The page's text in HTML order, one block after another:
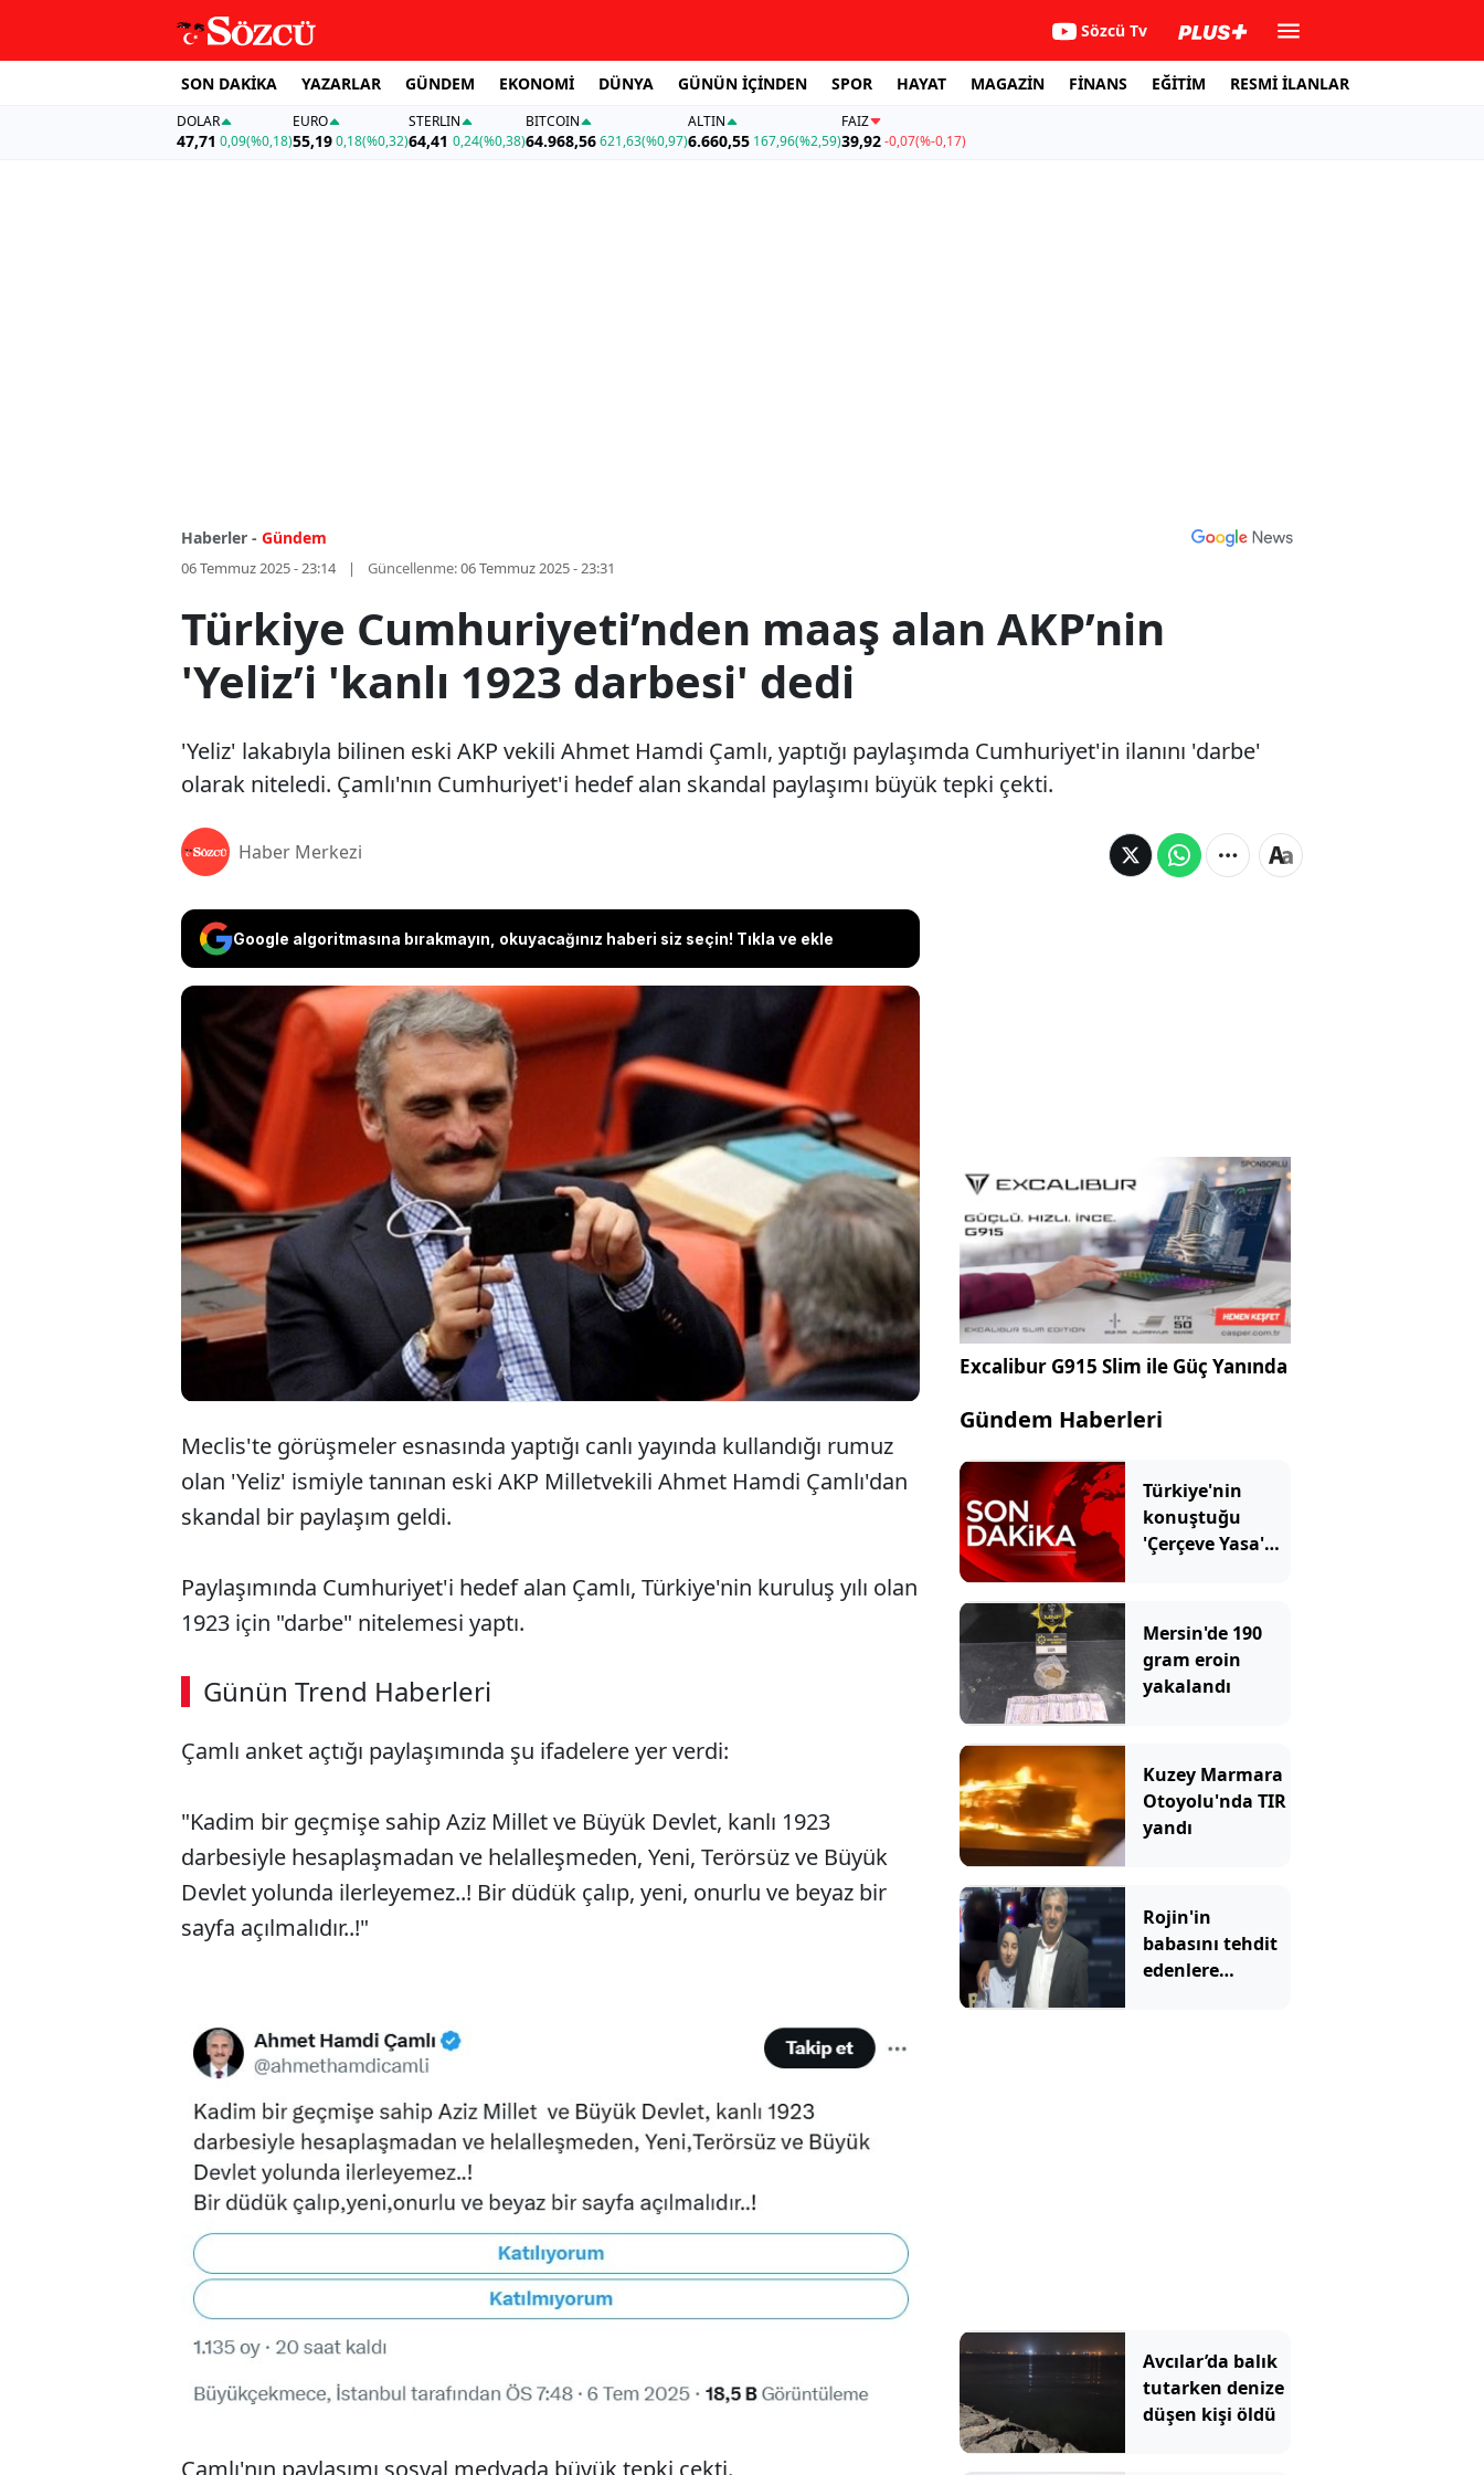
Sözcü Tv
SON DAKİKA YAZARLAR GÜNDEM EKONOMİ DÜNYA GÜNÜN İÇİNDEN SPOR HAYAT MAGAZİN FİNANS EĞİTİM RESMİ İLANLAR
DOLAR
47,71 0,09(%0,18)
EURO
55,19 0,18(%0,32)
STERLIN
64,41 0,24(%0,38)
BITCOIN
64.968,56621,63(%0,97)
ALTIN
6.660,55 167,96(%2,59)
FAİZ
39,92-0,07(%-0,17)
Haberler - Gündem
06 Temmuz 2025 - 23:14 Güncellenme:06 Temmuz 2025 - 23:31
Türkiye Cumhuriyeti’nden maaş alan AKP’nin
'Yeliz’i 'kanlı 1923 darbesi' dedi
'Yeliz' lakabıyla bilinen eski AKP vekili Ahmet Hamdi Çamlı, yaptığı paylaşımda Cumhuriyet'in ilanını 'darbe'
olarak niteledi. Çamlı'nın Cumhuriyet'i hedef alan skandal paylaşımı büyük tepki çekti.
Haber Merkezi
Google algoritmasına bırakmayın, okuyacağınız haberi siz seçin! Tıkla ve ekle
'Yeliz' lakabıyla bilinen eski AKP vekili Ahmet Hamdi Çamlı,
yaptığı paylaşımda Cumhuriyet'in ilanını 'darbe' olarak
niteledi. Çamlı'nın Cumhuriyet'i hedef alan skandal paylaşımı
büyük tepki çekti.
Meclis'te görüşmeler esnasında yaptığı canlı yayında kullandığı rumuz
olan 'Yeliz' ismiyle tanınan eski AKP Milletvekili Ahmet Hamdi Çamlı'dan
skandal bir paylaşım geldi.
Paylaşımında Cumhuriyet'i hedef alan Çamlı, Türkiye'nin kuruluş yılı olan
1923 için "darbe" nitelemesi yaptı.
Günün Trend Haberleri
00:02 / 08:43
Çamlı anket açtığı paylaşımında şu ifadelere yer verdi:
"Kadim bir geçmişe sahip Aziz Millet ve Büyük Devlet, kanlı 1923
darbesiyle hesaplaşmadan ve helalleşmeden, Yeni, Terörsüz ve Büyük
Devlet yolunda ilerleyemez..! Bir düdük çalıp, yeni, onurlu ve beyaz bir
sayfa açılmalıdır..!"
Çamlı'nın paylaşımı sosyal medyada büyük tepki çekti.
Excalibur G915 Slim ile Güç Yanında
Gündem Haberleri
Türkiye'nin
konuştuğu
'Çerçeve Yasa'
Mersin'de 190
gram eroin
yakalandı
Kuzey Marmara
Otoyolu'nda TIR
yandı
Rojin'in
babasını tehdit
edenlere
Avcılar’da balık
tutarken denize
düşen kişi öldü